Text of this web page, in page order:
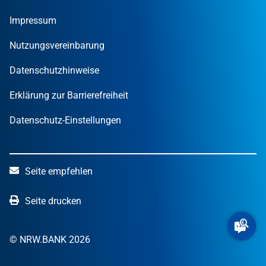
Finanzpublikationen
Öffentliche Kunden
STARTERCENTER NRW
NRW.Venture
Impressum
Nutzungsvereinbarung
Datenschutzhinweise
Erklärung zur Barrierefreiheit
Datenschutz-Einstellungen
Seite empfehlen
Seite drucken
© NRW.BANK 2026